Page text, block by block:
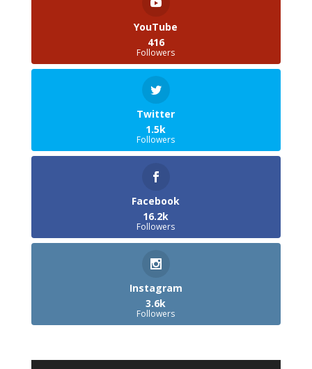
YouTube
416
Followers
Twitter
1.5k
Followers
Facebook
16.2k
Followers
Instagram
3.6k
Followers